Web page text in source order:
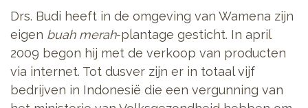
Drs. Budi heeft in de omgeving van Wamena zijn
eigen buah merah-plantage gesticht. In april
2009 begon hij met de verkoop van producten
via internet. Tot dusver zijn er in totaal vijf
bedrijven in Indonesië die een vergunning van